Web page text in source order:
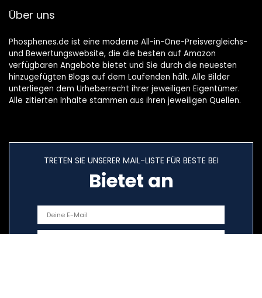
Über uns
Phosphenes.de ist eine moderne All-in-One-Preisvergleichs-
und Bewertungswebsite, die die besten auf Amazon
verfügbaren Angebote bietet und Sie durch die neuesten
hinzugefügten Blogs auf dem Laufenden hält. Alle Bilder
unterliegen dem Urheberrecht ihrer jeweiligen Eigentümer.
Alle zitierten Inhalte stammen aus ihren jeweiligen Quellen.
TRETEN SIE UNSERER MAIL-LISTE FÜR BESTE BEI
Bietet an